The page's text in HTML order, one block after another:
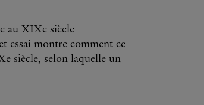
au XIXe siècle
essai montre comment ce
siècle, selon laquelle un